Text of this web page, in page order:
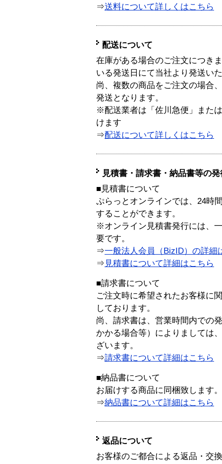
⇒送料について詳しくはこちら
配送について
在庫がある場合のご注文につき
いる発送日にて当社より発送い
尚、複数の商品をご注文の場合
発送となります。
※配送業者は「佐川急便」また
けます
⇒配送について詳しくはこちら
見積書・請求書・納品書等の
■見積書について
ぷらっとオンラインでは、24時
することができます。
※オンライン見積書発行には、
要です。
⇒一般法人会員（BizID）の詳細
⇒ 見積書について詳細はこちら
■請求書について
ご注文時に希望されたお客様に
しております。
尚、請求書は、営業時間内での
かかる場合等）によりましては
ざいます。
⇒請求書について詳細はこちら
■納品書について
お届けする商品に同梱致します。
⇒納品書について詳細はこちら
返品について
お客様のご都合による返品・交